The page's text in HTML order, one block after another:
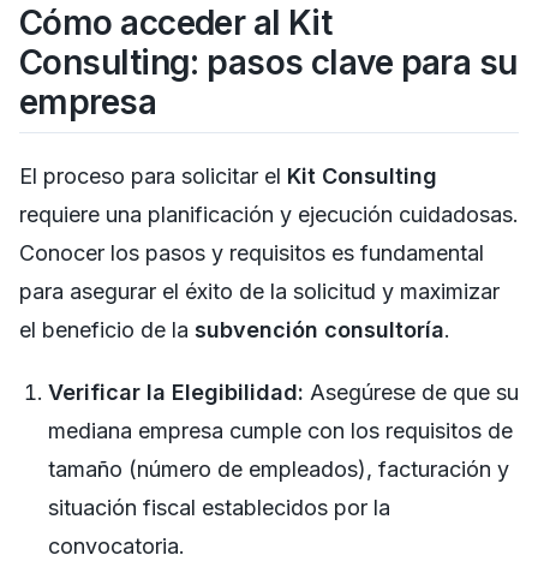
Cómo acceder al Kit
Consulting: pasos clave para su
empresa
El proceso para solicitar el Kit Consulting
requiere una planificación y ejecución cuidadosas.
Conocer los pasos y requisitos es fundamental
para asegurar el éxito de la solicitud y maximizar
el beneficio de la subvención consultoría.
Verificar la Elegibilidad: Asegúrese de que su
mediana empresa cumple con los requisitos de
tamaño (número de empleados), facturación y
situación fiscal establecidos por la
convocatoria.